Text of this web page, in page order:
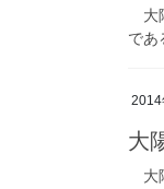
大
であ
2014
大
大